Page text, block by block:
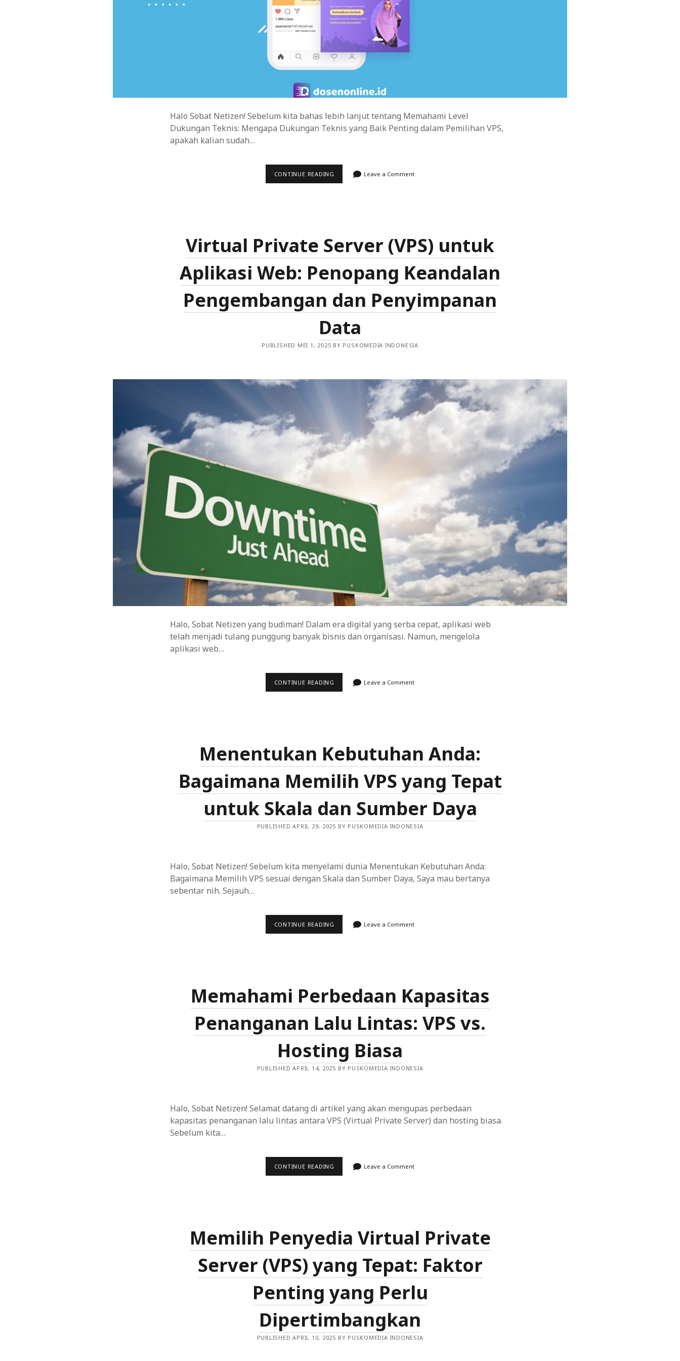
Visi dan Misi Perpustakaan Desa
Menggali Potensi Alat Desain Web untuk Menciptakan Desain yang Unik
Cloud Computing untuk Skala Start-up: Membangun Bisnis Tangguh dan Efisien
Halo Sobat Netizen! Sebelum kita bahas lebih lanjut tentang Memahami Level
Dukungan Teknis: Mengapa Dukungan Teknis yang Baik Penting dalam Pemilihan VPS,
apakah kalian sudah…
CONTINUE READING MEMAHAMI
DALAM
MEMILIH
VPS
Leave a Comment
Virtual Private Server (VPS) untuk
Aplikasi Web: Penopang Keandalan
Pengembangan dan Penyimpanan
Data
PUBLISHED MEI 1, 2025 BY PUSKOMEDIA INDONESIA
Halo, Sobat Netizen yang budiman! Dalam era digital yang serba cepat, aplikasi web
telah menjadi tulang punggung banyak bisnis dan organisasi. Namun, mengelola
aplikasi web…
CONTINUE READING VIRTUAL
PENGEMBANGAN
DAN
PENYIMPANAN
DATA
Leave a Comment
Menentukan Kebutuhan Anda:
Bagaimana Memilih VPS yang Tepat
untuk Skala dan Sumber Daya
PUBLISHED APRIL 29, 2025 BY PUSKOMEDIA INDONESIA
Halo, Sobat Netizen! Sebelum kita menyelami dunia Menentukan Kebutuhan Anda:
Bagaimana Memilih VPS sesuai dengan Skala dan Sumber Daya, Saya mau bertanya
sebentar nih. Sejauh…
CONTINUE READING MENENTUKAN
SKALA
DAN
SUMBER
DAYA
Leave a Comment
Memahami Perbedaan Kapasitas
Penanganan Lalu Lintas: VPS vs.
Hosting Biasa
PUBLISHED APRIL 14, 2025 BY PUSKOMEDIA INDONESIA
Halo, Sobat Netizen! Selamat datang di artikel yang akan mengupas perbedaan
kapasitas penanganan lalu lintas antara VPS (Virtual Private Server) dan hosting biasa.
Sebelum kita…
CONTINUE READING MEMAHAMI
BIASA
Leave a Comment
Memilih Penyedia Virtual Private
Server (VPS) yang Tepat: Faktor
Penting yang Perlu
Dipertimbangkan
PUBLISHED APRIL 10, 2025 BY PUSKOMEDIA INDONESIA